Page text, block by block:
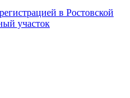
в Ростовской
участок